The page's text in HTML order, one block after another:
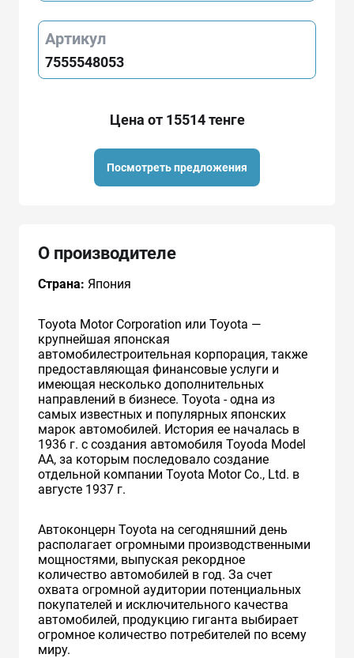
Артикул
7555548053
Цена от 15514 тенге
Посмотреть предложения
О производителе
Страна: Япония
Toyota Motor Corporation или Toyota —
крупнейшая японская
автомобилестроительная корпорация, также
предоставляющая финансовые услуги и
имеющая несколько дополнительных
направлений в бизнесе. Toyota - одна из
самых известных и популярных японских
марок автомобилей. История ее началась в
1936 г. с создания автомобиля Toyoda Model
AA, за которым последовало создание
отдельной компании Toyota Motor Co., Ltd. в
августе 1937 г.
Автоконцерн Toyota на сегодняшний день
располагает огромными производственными
мощностями, выпуская рекордное
количество автомобилей в год. За счет
охвата огромной аудитории потенциальных
покупателей и исключительного качества
автомобилей, продукцию гиганта выбирает
огромное количество потребителей по всему
миру.